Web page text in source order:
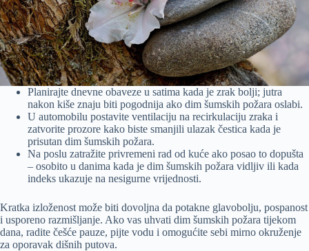
Planirajte dnevne obaveze u satima kada je zrak bolji; jutra
nakon kiše znaju biti pogodnija ako dim šumskih požara oslabi.
U automobilu postavite ventilaciju na recirkulaciju zraka i
zatvorite prozore kako biste smanjili ulazak čestica kada je
prisutan dim šumskih požara.
Na poslu zatražite privremeni rad od kuće ako posao to dopušta
– osobito u danima kada je dim šumskih požara vidljiv ili kada
indeks ukazuje na nesigurne vrijednosti.
Kratka izloženost može biti dovoljna da potakne glavobolju, pospanost
i usporeno razmišljanje. Ako vas uhvati dim šumskih požara tijekom
dana, radite češće pauze, pijte vodu i omogućite sebi mirno okruženje
za oporavak dišnih putova.